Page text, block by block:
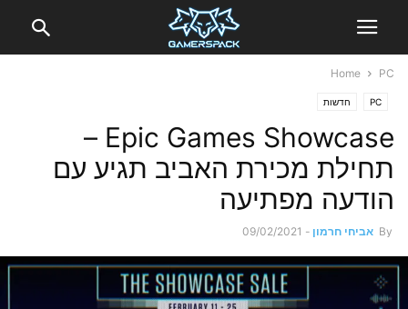
Home PC
PC חדשות
Epic Games Showcase –
תחילת מכירת האביב תגיע עם
הודעה מפתיעה
By אביחי חרמון -
09/02/2021